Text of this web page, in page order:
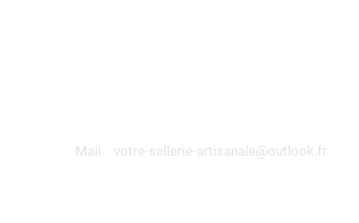
Mail : votre-sellerie-artisanale@outlook.fr